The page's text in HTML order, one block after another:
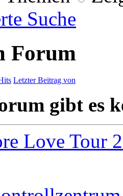
Suche
Forum
Letzter Beitrag von
gibt es
Love Tour